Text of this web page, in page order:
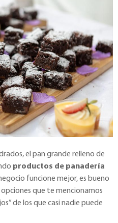
el pan grande relleno de
productos de panadería
funcione mejor, es bueno
que te mencionamos
de los que casi nadie puede